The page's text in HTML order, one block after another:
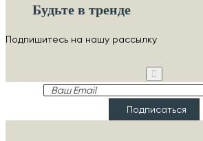
Будьте в тренде
Подпишитесь на нашу рассылку
Ваш
Подписаться